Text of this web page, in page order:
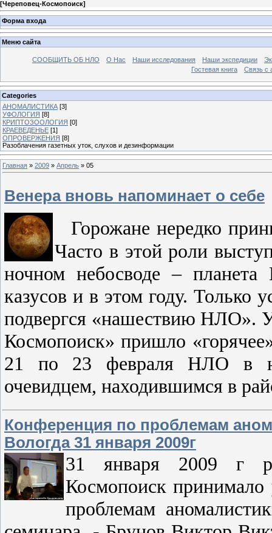
[Череповец-Космопоиск]
Форма входа
Меню сайта
СООБЩИТЬ ОБ НЛО О Нас Наши исследования Наши экспедиции
Гостевая книга
Связь с
Categories
АНОМАЛИСТИКА [3]
УФОЛОГИЯ [8]
КРИПТОЗООЛОГИЯ [0]
КРАЕВЕДЕНЬЕ [1]
ОПРОВЕРЖЕНИЯ [8]
Разоблачения газетных уток, слухов и дезинформации
Главная » 2009 » Апрель » 05
Венера вновь напоминает о себе
Горожане нередко
Часто в этой роли
ночном небосводе –
казусов и в этом году. Только
подвергся «нашествию НЛО».
Космопоиск» пришло
21 по 23 февраля НЛО в
очевидцем, находившимся в
Конференция по проблемам
Вологда 31 января 2009г
31 января 2009 г
Космопоиск принимало
проблемам